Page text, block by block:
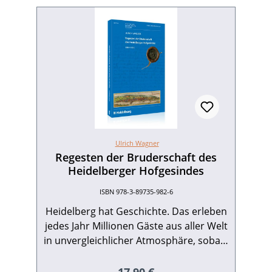
Ulrich Wagner
Regesten der Bruderschaft des
Heidelberger Hofgesindes
ISBN 978-3-89735-982-6
Heidelberg hat Geschichte. Das erleben
jedes Jahr Millionen Gäste aus aller Welt
in unvergleichlicher Atmosphäre, sobald